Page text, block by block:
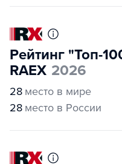
Рейтинг "Топ-
RAEX 2026
28 место в мире
28 место в России